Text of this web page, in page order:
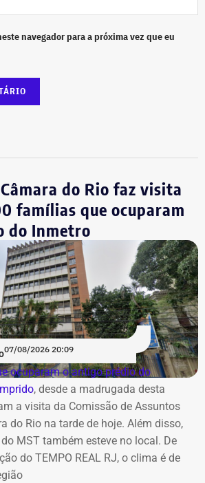
navegador para a próxima vez que eu
do Rio faz visita
famílias que ocuparam
do Inmetro
07/08/2026 20:09
ocuparam o antigo prédio do
, desde a madrugada desta
a visita da Comissão de Assuntos
do Rio na tarde de hoje. Além disso,
MST também esteve no local. De
do TEMPO REAL RJ, o clima é de